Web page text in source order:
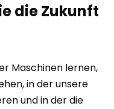
die Zukunft
Maschinen lernen,
in der unsere
und in der die